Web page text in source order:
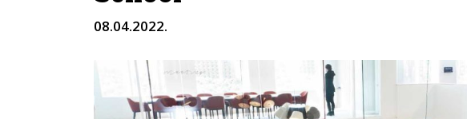
08.04.2022.